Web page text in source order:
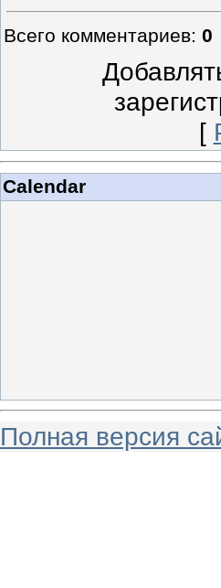
Всего комментариев: 0
[
Calendar
Полная версия